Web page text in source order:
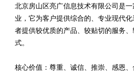
北京房山区亮广信息技术有限公司是
业，它为客户提供综合的、专业现代
者提供较优质的产品、较贴切的服务
式。
核心价值：尊重、诚信、推崇、感恩、